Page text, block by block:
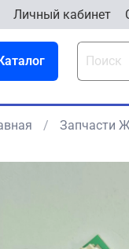
Личный кабинет
Запчасти